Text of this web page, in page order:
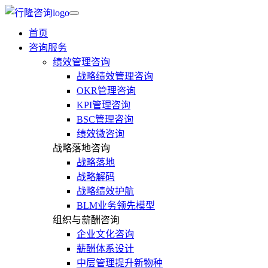
首页
咨询服务
绩效管理咨询
战略绩效管理咨询
OKR管理咨询
KPI管理咨询
BSC管理咨询
绩效微咨询
战略落地咨询
战略落地
战略解码
战略绩效护航
BLM业务领先模型
组织与薪酬咨询
企业文化咨询
薪酬体系设计
中层管理提升新物种